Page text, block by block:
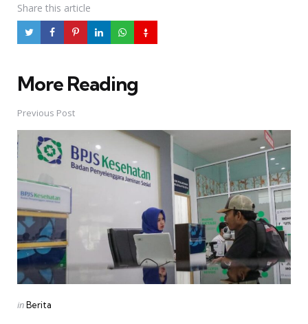
Share this article
More Reading
Post
navigation
Previous Post
Posted
inBerita